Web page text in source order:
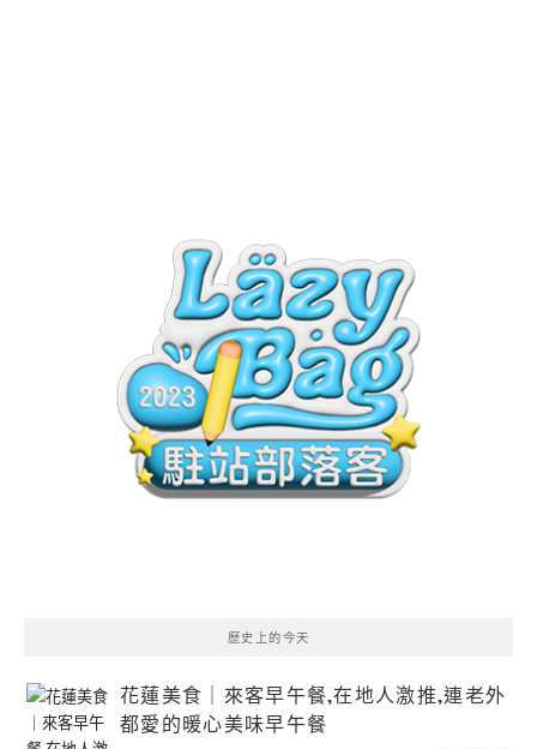
歷史上的今天
花蓮美食｜來客早午餐,在地人激推,連老外
都愛的暖心美味早午餐